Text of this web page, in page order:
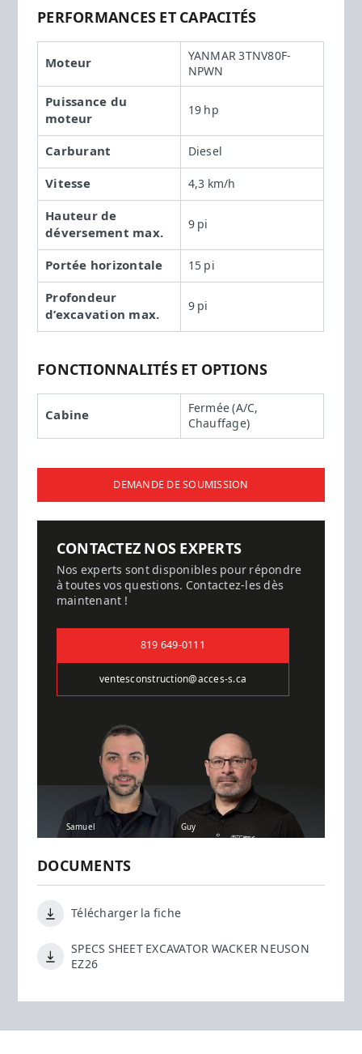
PERFORMANCES ET CAPACITÉS
Moteur
YANMAR 3TNV80F-
NPWN
Puissance du
moteur
19 hp
Carburant Diesel
Vitesse 4,3 km/h
Hauteur de
déversement max.
9 pi
Portée horizontale 15 pi
Profondeur
d’excavation max.
9 pi
FONCTIONNALITÉS ET OPTIONS
Cabine
Fermée (A/C,
Chauffage)
DEMANDE DE SOUMISSION
CONTACTEZ NOS EXPERTS
Nos experts sont disponibles pour répondre
à toutes vos questions. Contactez-les dès
maintenant !
819 649-0111
ventesconstruction@acces-s.ca
Samuel Guy
DOCUMENTS
Télécharger la fiche
SPECS SHEET EXCAVATOR WACKER NEUSON
EZ26